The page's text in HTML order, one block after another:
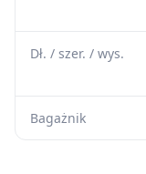
Dł. / szer. / wys.
Bagażnik